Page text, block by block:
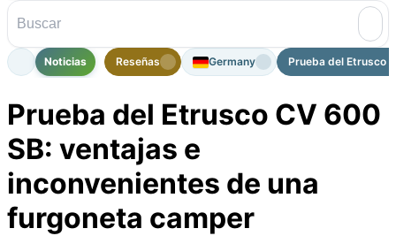
Noticias Reseñas Germany Prueba del Etrusco
Prueba del Etrusco CV 600
SB: ventajas e
inconvenientes de una
furgoneta camper